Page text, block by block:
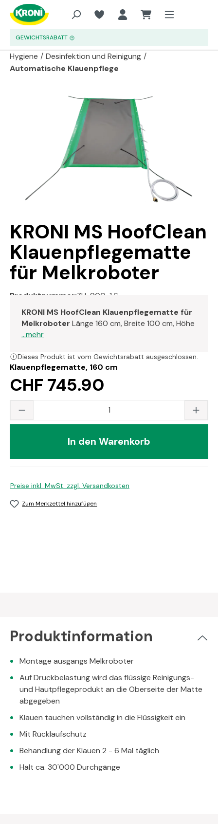
Zum Hauptinhalt springen
GEWICHTSRABATT
Hygiene / Desinfektion und Reinigung /
Automatische Klauenpflege
Bildergalerie überspringen
KRONI MS HoofClean
Klauenpflegematte
für Melkroboter
Produktnummer:ZH-900-1.6
KRONI MS HoofClean Klauenpflegematte für
Melkroboter Länge 160 cm, Breite 100 cm, Höhe
...mehr
Klauenpflegematte, 160 cm
CHF 745.90
Dieses Produkt ist vom Gewichtsrabatt ausgeschlossen.
Produkt Anzahl: Gib den gewünschten
In den Warenkorb
Preise inkl. MwSt. zzgl. Versandkosten
Zum Merkzettel hinzufügen
Produktinformation
Montage ausgangs Melkroboter
Auf Druckbelastung wird das flüssige Reinigungs-
und Hautpflegeprodukt an die Oberseite der Matte
abgegeben
Klauen tauchen vollständig in die Flüssigkeit ein
Mit Rücklaufschutz
Behandlung der Klauen 2 - 6 Mal täglich
Hält ca. 30'000 Durchgänge